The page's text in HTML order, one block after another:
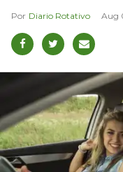
Diario Rotativo Aug